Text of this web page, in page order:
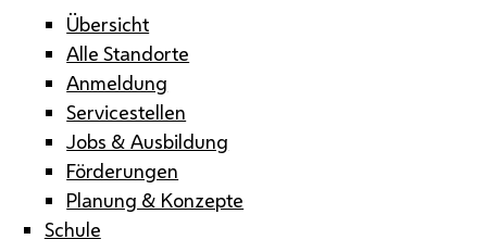
Übersicht
Alle Standorte
Anmeldung
Servicestellen
Jobs & Ausbildung
Förderungen
Planung & Konzepte
Schule